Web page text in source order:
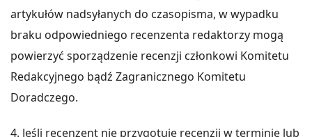
artykułów nadsyłanych do czasopisma, w wypadku
braku odpowiedniego recenzenta redaktorzy mogą
powierzyć sporządzenie recenzji członkowi Komitetu
Redakcyjnego bądź Zagranicznego Komitetu
Doradczego.
4. Jeśli recenzent nie przygotuje recenzji w terminie lub